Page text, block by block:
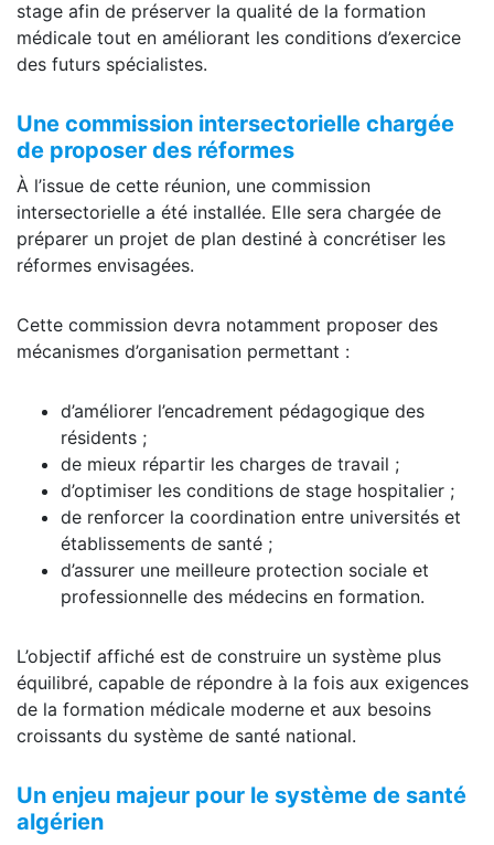
stage afin de préserver la qualité de la formation
médicale tout en améliorant les conditions d’exercice
des futurs spécialistes.
Une commission intersectorielle chargée
de proposer des réformes
À l’issue de cette réunion, une commission
intersectorielle a été installée. Elle sera chargée de
préparer un projet de plan destiné à concrétiser les
réformes envisagées.
Cette commission devra notamment proposer des
mécanismes d’organisation permettant :
d’améliorer l’encadrement pédagogique des
résidents ;
de mieux répartir les charges de travail ;
d’optimiser les conditions de stage hospitalier ;
de renforcer la coordination entre universités et
établissements de santé ;
d’assurer une meilleure protection sociale et
professionnelle des médecins en formation.
L’objectif affiché est de construire un système plus
équilibré, capable de répondre à la fois aux exigences
de la formation médicale moderne et aux besoins
croissants du système de santé national.
Un enjeu majeur pour le système de santé
algérien